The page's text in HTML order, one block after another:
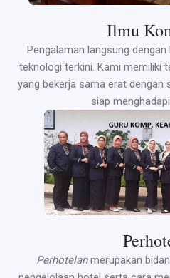
Ilmu
Pengalaman langsung
teknologi terkini. Kami memiliki
yang bekerja sama erat dengan
siap
Perhotelanmerupakan